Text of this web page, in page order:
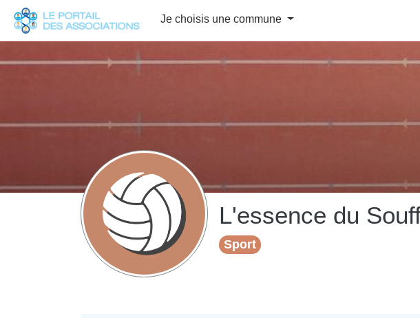
Je choisis une commune
L'essence du
Sport
Panneau de gestion des cookies